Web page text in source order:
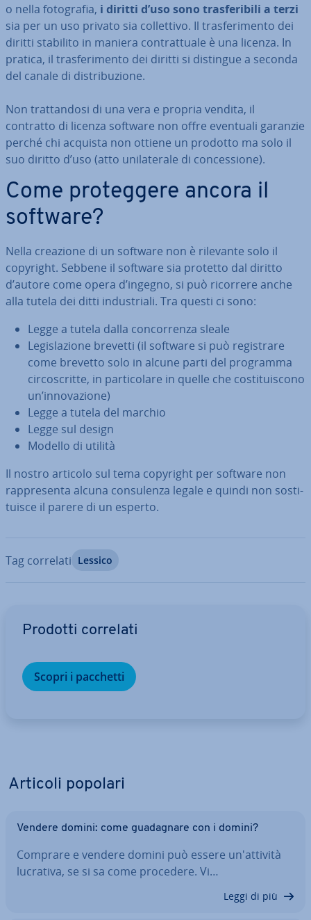
o nella fo­to­gra­fia, i diritti d’uso sono tra­sfe­ri­bi­li a terzi
sia per un uso privato sia col­let­ti­vo. Il tra­sfe­ri­men­to dei
diritti stabilito in maniera con­trat­tua­le è una licenza. In
pratica, il tra­sfe­ri­men­to dei diritti si distingue a seconda
del canale di di­stri­bu­zio­ne.
Non trat­tan­do­si di una vera e propria vendita, il
contratto di licenza software non offre eventuali garanzie
perché chi acquista non ottiene un prodotto ma solo il
suo diritto d’uso (atto uni­la­te­ra­le di con­ces­sio­ne).
Come pro­teg­ge­re ancora il
software?
Nella creazione di un software non è rilevante solo il
copyright. Sebbene il software sia protetto dal diritto
d’autore come opera d’ingegno, si può ricorrere anche
alla tutela dei ditti in­du­stria­li. Tra questi ci sono:
Legge a tutela dalla con­cor­ren­za sleale
Le­gi­sla­zio­ne brevetti (il software si può re­gi­stra­re
come brevetto solo in alcune parti del programma
cir­co­scrit­te, in par­ti­co­la­re in quelle che co­sti­tui­sco­no
un’in­no­va­zio­ne)
Legge a tutela del marchio
Legge sul design
Modello di utilità
Il nostro articolo sul tema copyright per software non
rap­pre­sen­ta alcuna con­su­len­za legale e quindi non so­sti­
tui­sce il parere di un esperto.
Tag correlati Lessico
Prodotti correlati
Scopri i pacchetti
Articoli popolari
Vendere domini: come gua­da­gna­re con i domini?
Comprare e vendere domini può essere un'at­ti­vi­tà
lucrativa, se si sa come procedere. Vi…
Leggi di più